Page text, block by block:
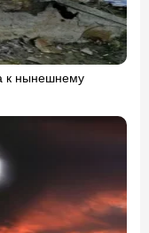
к нынешнему